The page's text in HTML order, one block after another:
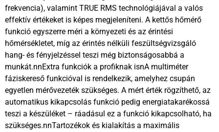
frekvencia), valamint TRUE RMS technológiájával a valós
effektív értékeket is képes megjeleníteni. A kettős hőmérő
funkció egyszerre méri a környezeti és az érintési
hőmérsékletet, míg az érintés nélküli feszültségvizsgáló
hang- és fényjelzéssel teszi még biztonságosabbá a
munkát.nnExtra funkciók a profiknak isnA multiméter
fáziskereső funkcióval is rendelkezik, amelyhez csupán
egyetlen mérővezeték szükséges. A mért érték rögzíthető, az
automatikus kikapcsolás funkció pedig energiatakarékossá
teszi a készüléket – ráadásul ez a funkció kikapcsolható, ha
szükséges.nnTartozékok és kialakítás a maximális